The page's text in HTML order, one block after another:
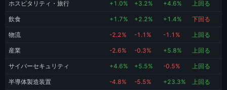
ホスピタリティ・旅行 +1.0% +3.2% +4.6% 上回る
飲食 +1.7% +2.2% +1.4% 下回る
物流 -2.2% -1.1% -1.1% 上回る
産業 -2.6% -0.3% +5.8% 上回る
サイバーセキュリティ +4.6% +5.5% -0.5% 上回る
半導体製造装置 -4.8% -5.5% +23.3% 上回る